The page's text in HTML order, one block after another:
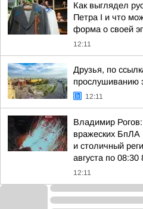
Как выглядел
Петра I и что
форма о своей
12:11
Друзья, по
прослушиванию
12:11
Владимир
вражеских БпЛА
и столичный
августа по 08:30
12:11